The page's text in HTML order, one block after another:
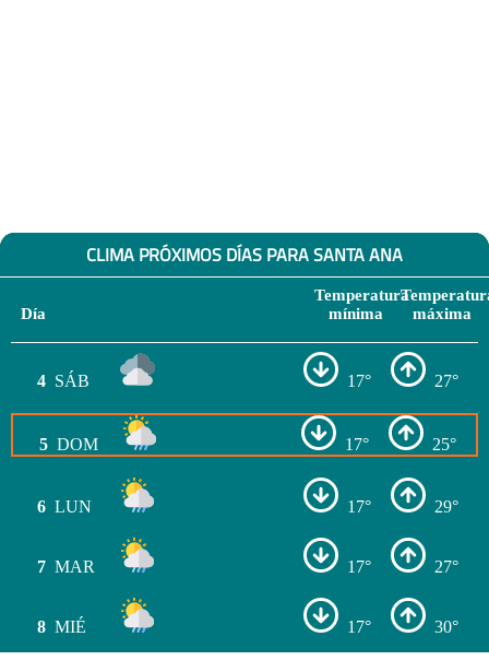
CLIMA PRÓXIMOS DÍAS PARA SANTA ANA
Día
Temperatura
mínima
máxima
4 SÁB 17° 27°
5 DOM 17° 25°
6 LUN 17° 29°
7 MAR 17° 27°
8 MIÉ 17° 30°